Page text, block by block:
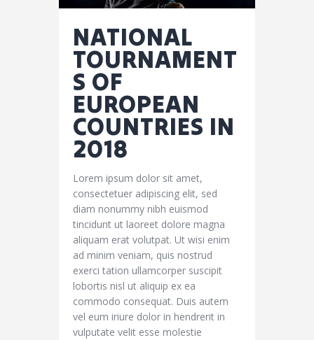
NATIONAL
TOURNAMENT
S OF
EUROPEAN
COUNTRIES IN
2018
Lorem ipsum dolor sit amet,
consectetuer adipiscing elit, sed
diam nonummy nibh euismod
tincidunt ut laoreet dolore magna
aliquam erat volutpat. Ut wisi enim
ad minim veniam, quis nostrud
exerci tation ullamcorper suscipit
lobortis nisl ut aliquip ex ea
commodo consequat. Duis autem
vel eum iriure dolor in hendrerit in
vulputate velit esse molestie